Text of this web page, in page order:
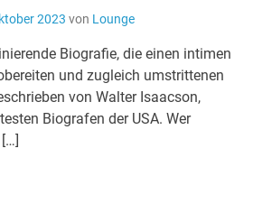
2023 von Lounge
Biografie, die einen intimen
und zugleich umstrittenen
von Walter Isaacson,
Biografen der USA. Wer